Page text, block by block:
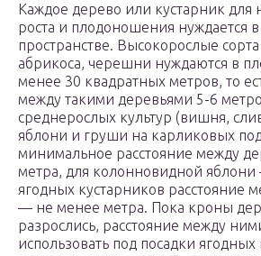
Каждое дерево или кустарник для
роста и плодоношения нуждается в
пространстве. Высокорослые
абрикоса, черешни нуждаются в
менее 30 квадратных метров, то
между такими деревьями 5-6
среднерослых культур (вишня,
яблони и груши на карликовых
минимальное расстояние между
метра, для колонновидной
ягодных кустарников расстояние
— не менее метра. Пока кроны
разрослись, расстояние между
использовать под посадки ягодных